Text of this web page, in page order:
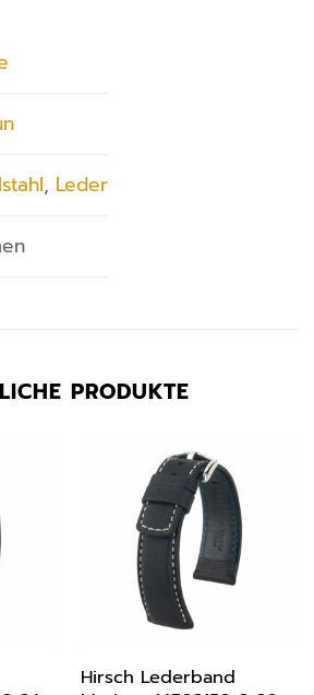
, Leder
PRODUKTE
Hirsch Lederband